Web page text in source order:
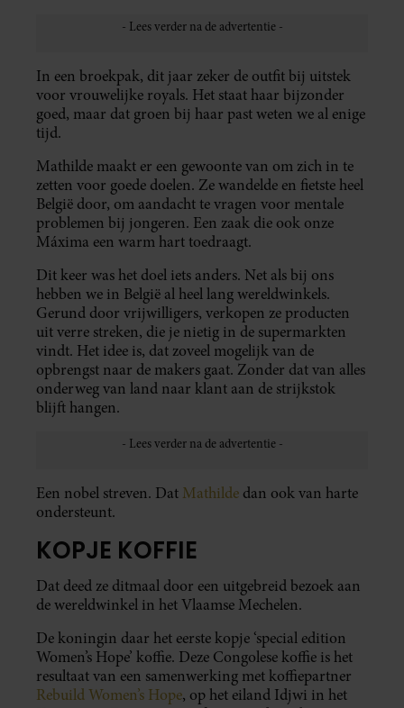
In een broekpak, dit jaar zeker de outfit bij uitstek
voor vrouwelijke royals. Het staat haar bijzonder
goed, maar dat groen bij haar past weten we al enige
tijd.
Mathilde maakt er een gewoonte van om zich in te
zetten voor goede doelen. Ze wandelde en fietste heel
België door, om aandacht te vragen voor mentale
problemen bij jongeren. Een zaak die ook onze
Máxima een warm hart toedraagt.
Dit keer was het doel iets anders. Net als bij ons
hebben we in België al heel lang wereldwinkels.
Gerund door vrijwilligers, verkopen ze producten
uit verre streken, die je nietig in de supermarkten
vindt. Het idee is, dat zoveel mogelijk van de
opbrengst naar de makers gaat. Zonder dat van alles
onderweg van land naar klant aan de strijkstok
blijft hangen.
Een nobel streven. Dat Mathilde dan ook van harte
ondersteunt.
KOPJE KOFFIE
Dat deed ze ditmaal door een uitgebreid bezoek aan
de wereldwinkel in het Vlaamse Mechelen.
De koningin daar het eerste kopje ‘special edition
Women’s Hope’ koffie. Deze Congolese koffie is het
resultaat van een samenwerking met koffiepartner
Rebuild Women’s Hope, op het eiland Idjwi in het